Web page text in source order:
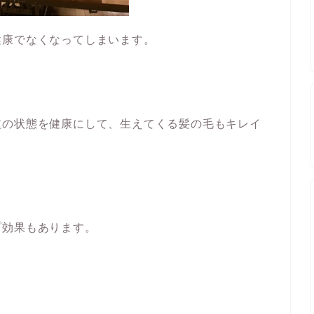
でなくなってしまいます。
状態を健康にして、生えてくる髪の毛もキレイ
果もあります。